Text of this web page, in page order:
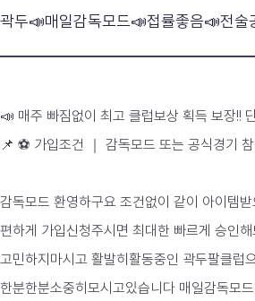
곽두📣매일감독모드📣접률좋음📣전술
📣 매주 빠짐없이 최고 클럽보상 획득 보장!!
📌 ⚽ 가입조건 ｜ 감독모드 또는 공식경기
감독모드 환영하구요 조건없이 같이 아이템
편하게 가입신청주시면 최대한 빠르게 승인
고민하지마시고 활발히활동중인 곽두팔클럽
한분한분소중히모시고있습니다 매일감독